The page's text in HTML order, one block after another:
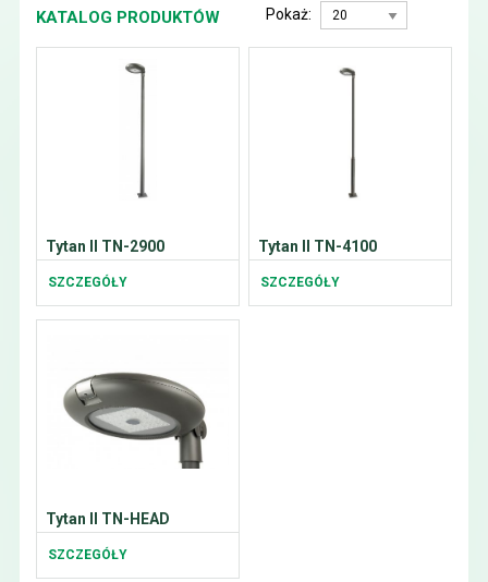
KATALOG PRODUKTÓW Pokaż:
Tytan II TN-2900
SZCZEGÓŁY
Tytan II TN-4100
SZCZEGÓŁY
Tytan II TN-HEAD
SZCZEGÓŁY